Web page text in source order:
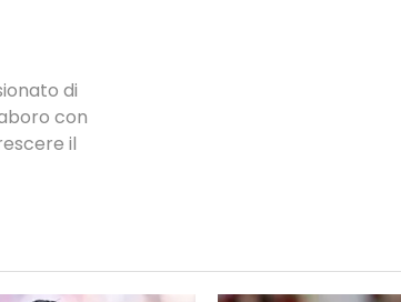
di
con
il